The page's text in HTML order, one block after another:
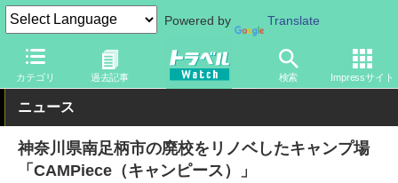
Powered by Translate
カテゴリ 過去記事 検索 Impressサイト
トラベル Watch 地域 国内旅行 関東
ニュース
神奈川県南足柄市の廃校をリノベしたキャンプ場
「CAMPiece（キャンピース）」